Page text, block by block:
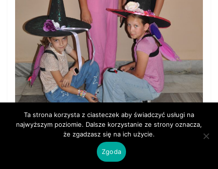
Ta strona korzysta z ciasteczek aby świadczyć usługi na
najwyższym poziomie. Dalsze korzystanie ze strony oznacza,
że zgadzasz się na ich użycie.
Zgoda